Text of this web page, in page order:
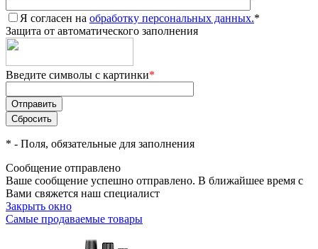
Я согласен на обработку персональных данных.*
Защита от автоматического заполнения
Введите символы с картинки*
* - Поля, обязательные для заполнения
Сообщение отправлено
Ваше сообщение успешно отправлено. В ближайшее время с
Вами свяжется наш специалист
Закрыть окно
Самые продаваемые товары